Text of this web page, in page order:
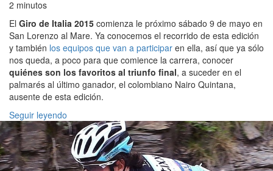
2 minutos
El Giro de Italia 2015 comienza le próximo sábado 9 de mayo en
San Lorenzo al Mare. Ya conocemos el recorrido de esta edición
y también los equipos que van a participar en ella, así que ya sólo
nos queda, a poco para que comience la carrera, conocer
quiénes son los favoritos al triunfo final, a suceder en el
palmarés al último ganador, el colombiano Nairo Quintana,
ausente de esta edición.
Seguir leyendo